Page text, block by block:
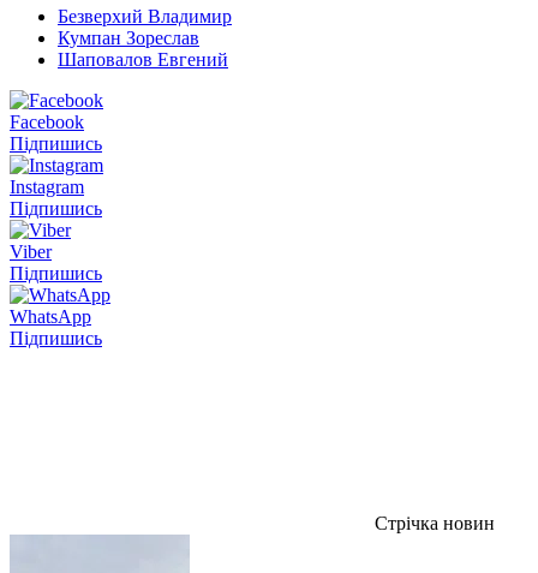
Безверхий Владимир
Кумпан Зореслав
Шаповалов Евгений
Facebook
Підпишись
Instagram
Підпишись
Viber
Підпишись
WhatsApp
Підпишись
Стрічка новин